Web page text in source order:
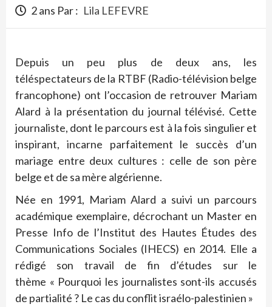
2 ans Par : Lila LEFEVRE
Depuis un peu plus de deux ans, les
téléspectateurs de la RTBF (Radio-télévision belge
francophone) ont l’occasion de retrouver Mariam
Alard à la présentation du journal télévisé. Cette
journaliste, dont le parcours est à la fois singulier et
inspirant, incarne parfaitement le succès d’un
mariage entre deux cultures : celle de son père
belge et de sa mère algérienne.
Née en 1991, Mariam Alard a suivi un parcours
académique exemplaire, décrochant un Master en
Presse Info de l’Institut des Hautes Études des
Communications Sociales (IHECS) en 2014. Elle a
rédigé son travail de fin d’études sur le
thème « Pourquoi les journalistes sont-ils accusés
de partialité ? Le cas du conflit israélo-palestinien »